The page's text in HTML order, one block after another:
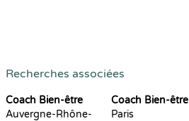
Recherches associées
Coach Bien-être
Auvergne-Rhône-
Coach Bien-être
Paris